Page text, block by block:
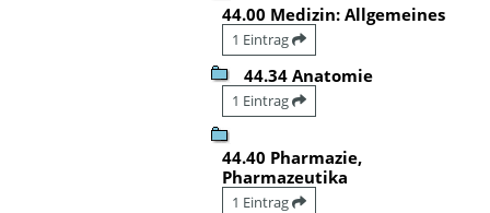
44.00 Medizin: Allgemeines
1 Eintrag
44.34 Anatomie
1 Eintrag
44.40 Pharmazie,
Pharmazeutika
1 Eintrag